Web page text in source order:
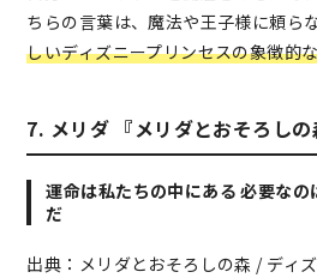
ちらの言葉は、魔法や王子様に頼ら
しいディズニープリンセスの象徴的
7. メリダ 『メリダとおそろしの
運命は私たちの中にある 必要な
だ
出典：メリダとおそろしの森 / ディ